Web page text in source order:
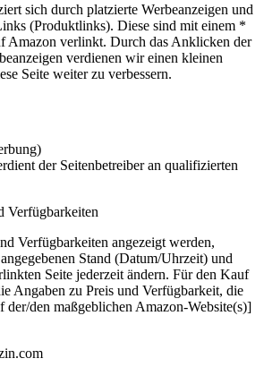
sich durch platzierte Werbeanzeigen und
(Produktlinks). Diese sind mit einem *
Amazon verlinkt. Durch das Anklicken der
verdienen wir einen kleinen
Seite weiter zu verbessern.
der Seitenbetreiber an qualifizierten
Verfügbarkeiten
Verfügbarkeiten angezeigt werden,
Stand (Datum/Uhrzeit) und
Seite jederzeit ändern. Für den Kauf
Angaben zu Preis und Verfügbarkeit, die
den maßgeblichen Amazon-Website(s)]